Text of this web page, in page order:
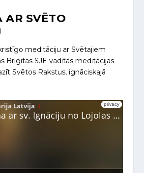
AR SVĒTO
meditāciju ar Svētajiem
Brigitas SJE vadītās meditācijas
Svētos Rakstus, ignāciskajā